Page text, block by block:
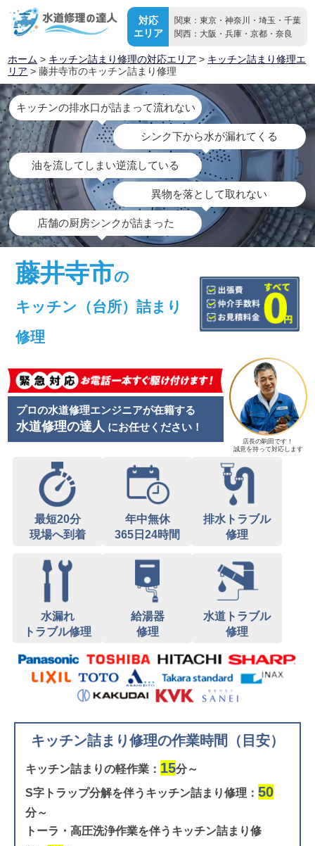
対応
エリア
関東：東京・神奈川・埼玉・千葉
関西：大阪・兵庫・京都・奈良
ホーム > キッチン詰まり修理の対応エリア > キッチン詰まり修理エ
リア > 藤井寺市のキッチン詰まり修理
キッチンの排水口が詰まって流れない
シンク下から水が漏れてくる
油を流してしまい逆流している
異物を落として取れない
店舗の厨房シンクが詰まった
藤井寺市の
キッチン（台所）詰まり
修理
プロの水道修理エンジニアが在籍する
水道修理の達人 にお任せください！
店長の駒田です！
誠意を持って対応します
最短20分
現場へ到着
年中無休
365日24時間
排水トラブル
修理
水漏れ
トラブル修理
給湯器
修理
水道トラブル
修理
キッチン詰まり修理の作業時間（目安）
キッチン詰まりの軽作業： 15分～
S字トラップ分解を伴うキッチン詰まり修理： 50
分～
トーラ・高圧洗浄作業を伴うキッチン詰まり修